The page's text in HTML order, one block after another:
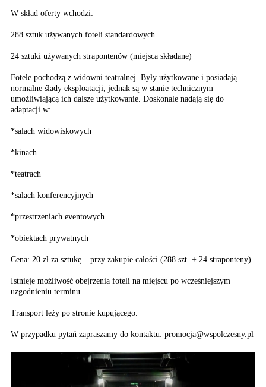
W skład oferty wchodzi:
288 sztuk używanych foteli standardowych
24 sztuki używanych strapontenów (miejsca składane)
Fotele pochodzą z widowni teatralnej. Były użytkowane i posiadają
normalne ślady eksploatacji, jednak są w stanie technicznym
umożliwiającą ich dalsze użytkowanie. Doskonale nadają się do
adaptacji w:
*salach widowiskowych
*kinach
*teatrach
*salach konferencyjnych
*przestrzeniach eventowych
*obiektach prywatnych
Cena: 20 zł za sztukę – przy zakupie całości (288 szt. + 24 straponteny).
Istnieje możliwość obejrzenia foteli na miejscu po wcześniejszym
uzgodnieniu terminu.
Transport leży po stronie kupującego.
W przypadku pytań zapraszamy do kontaktu: promocja@wspolczesny.pl